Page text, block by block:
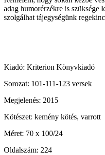
adag humorérzékre is szüksége
szolgálhat tájegységünk
Kiadó: Kriterion Könyvkiadó
Sorozat: 101-111-123 versek
Megjelenés: 2015
Kötészet: kemény kötés, varrott
Méret: 70 x 100/24
Oldalszám: 224